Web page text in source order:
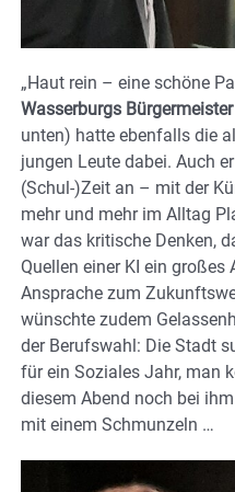
„Haut rein – eine schöne
Wasserburgs
unten) hatte ebenfalls die
jungen Leute dabei. Auch
(Schul-)Zeit an – mit der
mehr und mehr im Alltag
war das kritische Denken,
Quellen einer KI ein großes
Ansprache zum
wünschte zudem
der Berufswahl: Die Stadt
für ein Soziales Jahr, man
diesem Abend noch bei
mit einem Schmunzeln …